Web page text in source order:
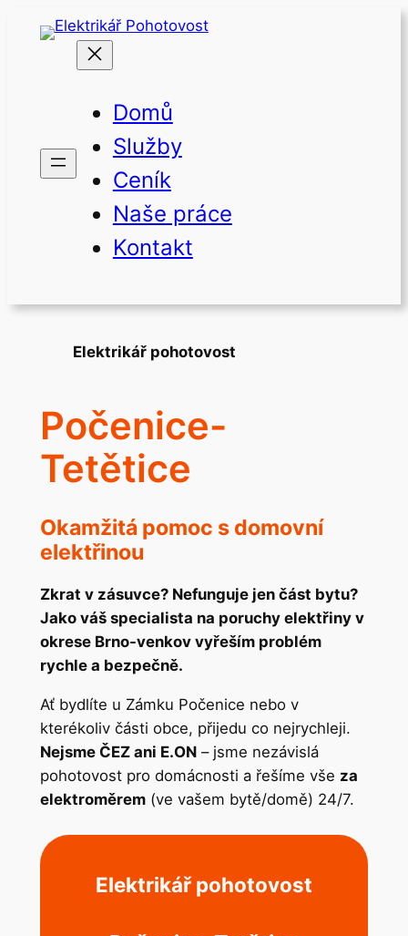
Přeskočit
Domů
Služby
Ceník
Naše práce
Kontakt
Elektrikář pohotovost
Počenice-
Tetětice
Okamžitá pomoc s domovní
elektřinou
Zkrat v zásuvce? Nefunguje jen část bytu?
Jako váš specialista na poruchy elektřiny v
okrese Brno-venkov vyřeším problém
rychle a bezpečně.
Ať bydlíte u Zámku Počenice nebo v
kterékoliv části obce, přijedu co nejrychleji.
Nejsme ČEZ ani E.ON– jsme nezávislá
pohotovost pro domácnosti a řešíme vše za
elektroměrem(ve vašem bytě/domě) 24/7.
Elektrikář pohotovost